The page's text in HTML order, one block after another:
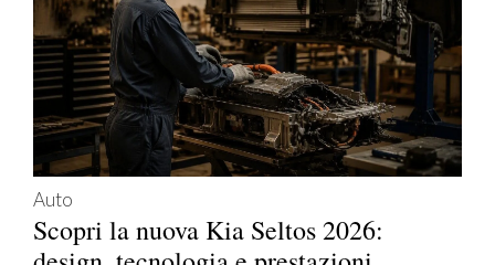
Auto
Scopri la nuova Kia Seltos 2026: